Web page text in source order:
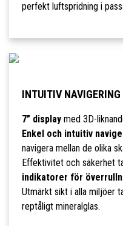
perfekt luftspridning i
INTUITIV NAVIGERING
7” displaymed 3D-
Enkel och intuitiv
navigera mellan de olika
Effektivitet och säkerhet
indikatorer för
Utmärkt sikt i alla miljöer
reptåligt mineralglas.